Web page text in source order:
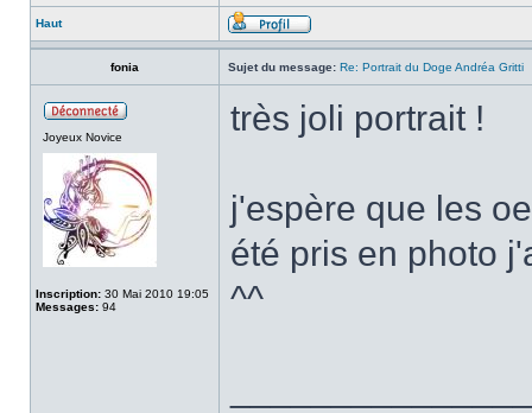
Haut
fonia Sujet du message: Re: Portrait du Doge Andréa Gritti
Joyeux Novice
Inscription: 30 Mai 2010 19:05
Messages: 94
très joli portrait !
j'espère que les
été pris en photo
^^